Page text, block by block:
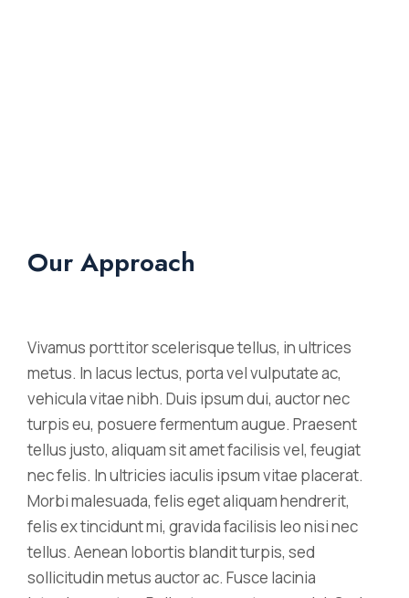
Our Approach
Vivamus porttitor scelerisque tellus, in ultrices
metus. In lacus lectus, porta vel vulputate ac,
vehicula vitae nibh. Duis ipsum dui, auctor nec
turpis eu, posuere fermentum augue. Praesent
tellus justo, aliquam sit amet facilisis vel, feugiat
nec felis. In ultricies iaculis ipsum vitae placerat.
Morbi malesuada, felis eget aliquam hendrerit,
felis ex tincidunt mi, gravida facilisis leo nisi nec
tellus. Aenean lobortis blandit turpis, sed
sollicitudin metus auctor ac. Fusce lacinia